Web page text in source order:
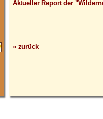
.
Aktueller Report der
» zurück